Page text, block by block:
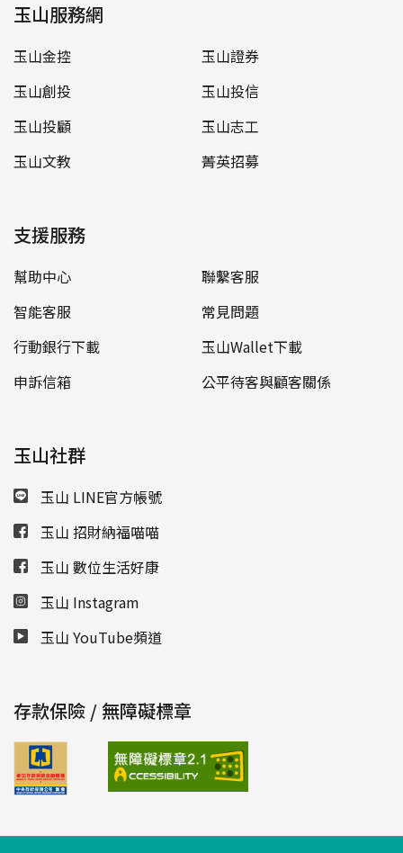
玉山服務網
玉山金控
玉山證券
玉山創投
玉山投信
玉山投顧
玉山志工
玉山文教
菁英招募
支援服務
幫助中心
聯繫客服
智能客服
常見問題
行動銀行下載
玉山Wallet下載
申訴信箱
公平待客與顧客關係
玉山社群
玉山 LINE官方帳號
玉山 招財納福喵喵
玉山 數位生活好康
玉山 Instagram
玉山 YouTube頻道
存款保險 / 無障礙標章